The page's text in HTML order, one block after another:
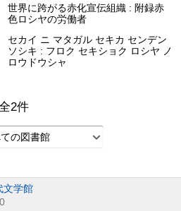
世界に跨がる赤化宣伝組織 : 附録赤
色ロシヤの労働者
セカイ ニ マタガル セキカ センデン
ソシキ : フロク セキショク ロシヤ ノ
ロウドウシャ
2件
の図書館
文学館